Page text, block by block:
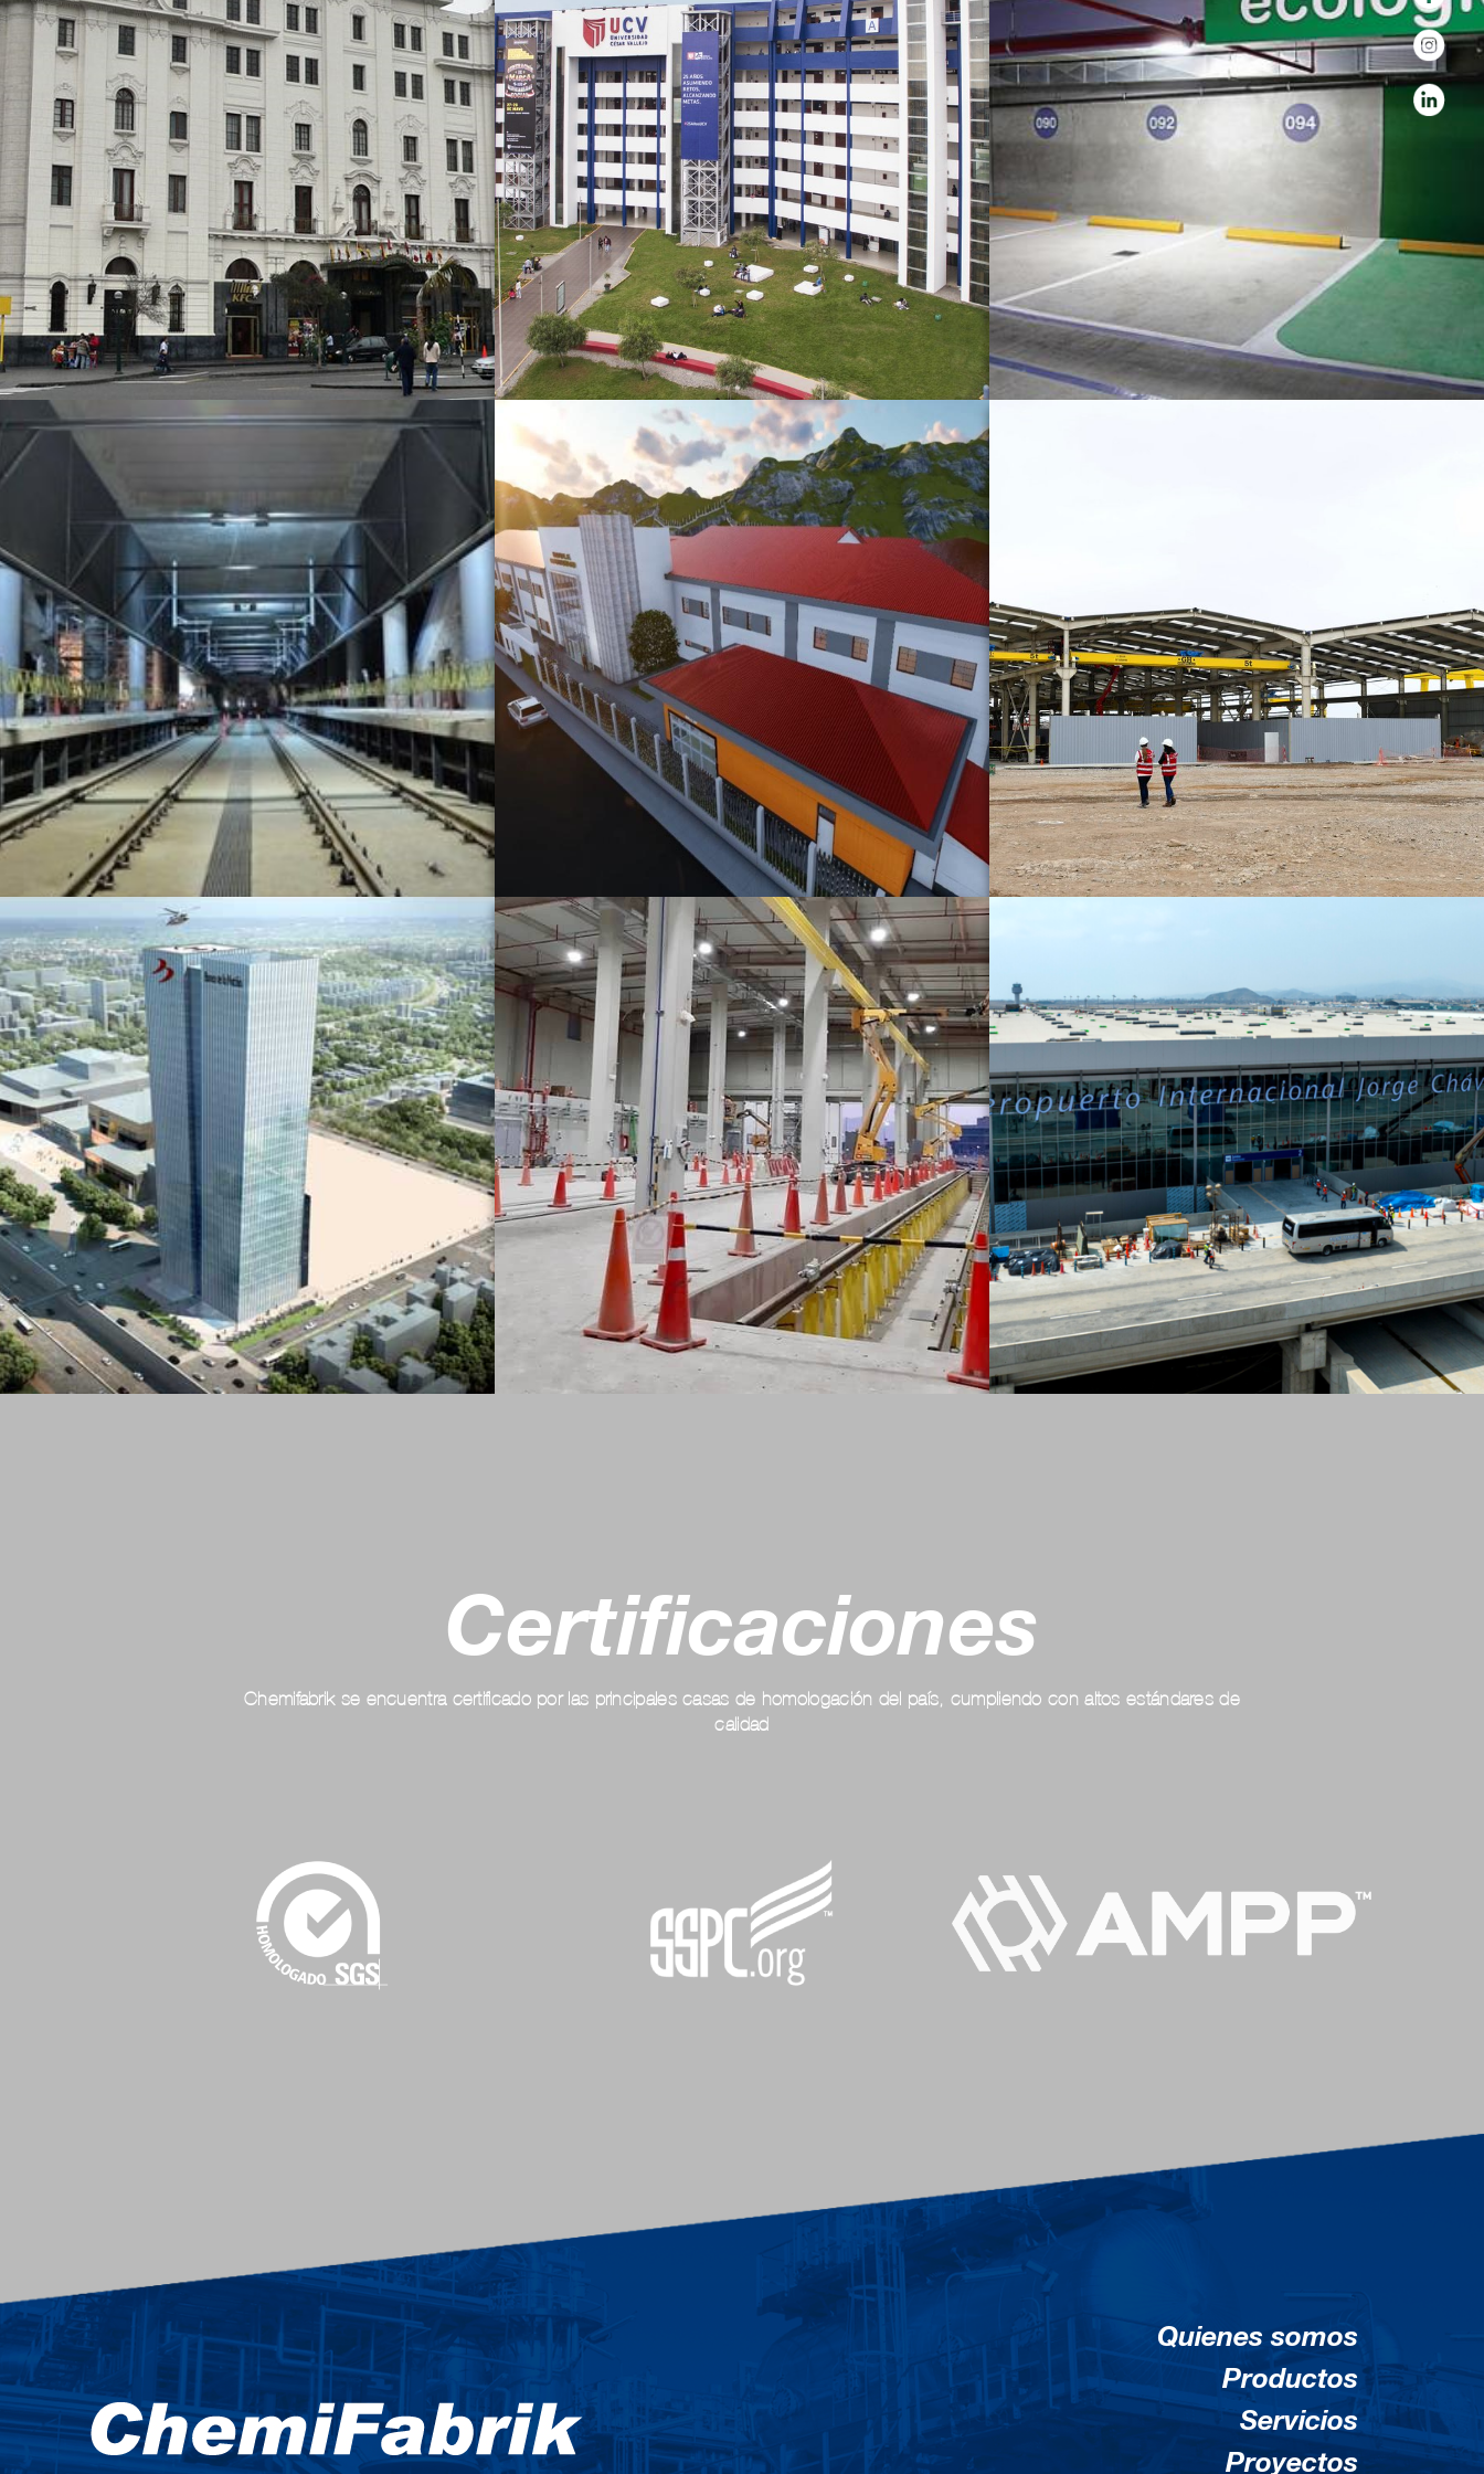
USUARIO FINAL:
GRAN HOTEL BOLIVAR
CATEGORIA:ARQUITECTÓNICO
SISTEMA/PRODUCTOS:
LÁTEX GAMAX SATINADO ELASTOMERICO
USUARIO FINAL:UNIVERSIDAD CESAR VALLEJO
CATEGORIA:ARQUITECTÓNICO
SISTEMA/PRODUCTOS:
LÁTEX GAMAX SATINADO COLOR
USUARIO FINAL:LOS PORTALES S.A.
CATEGORIA:
ARQUITECTÓNICO
LÁTEX GAMAX SATINADO COLOR
USUARIO FINAL:LINEA 2 METRO DE LIMA
CATEGORIA:ARQUITECTÓNICO
SISTEMA/PRODUCTOS:
GAMAX TEMPLE FINO
LÁTEX GAMAX SUPER COLOR
LÁTEX GAMAX SATINADO COLOR
USUARIO FINAL:
MINISTERIO DE SALUD
CATEGORIA: ARQUITECTÓNICO
SISTEMA/PRODUCTOS:
LÁTEX GAMAX SATINADO ELASTOMERICO
CATEGORIA:ARQUITECTÓNICO
SISTEMA/PRODUCTOS:
LÁTEX GAMAX SUPER COLOR
LÁTEX GAMAX SATINADO COLOR
USUARIO FINAL: BANCO DE LA NACIÓN
CATEGORIA:ARQUITECTÓNICO
SISTEMA/PRODUCTOS:
LÁTEX COLORMAX
USUARIO FINAL: LINEA 2 METRO DE LIMA
CATEGORIA: ARQUITECTÓNICO
SISTEMA/PRODUCTOS:
GAMAX TEMPLE FINO
LÁTEX GAMAX SUPER COLOR
LÁTEX GAMAX SATINADO COLOR
USUARIO FINAL:LAP
CATEGORIA:ARQUITECTÓNICO
SISTEMA/PRODUCTOS:
GAMAX PREMIUM
Certificaciones
Chemifabrik se encuentra certificado por las principales casas de homologación del país, cumpliendo con altos estándares de
calidad
Quienes somos
Productos
Servicios
Proyectos